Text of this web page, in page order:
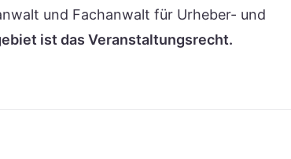
und Fachanwalt für Urheber- und
ist das Veranstaltungsrecht.